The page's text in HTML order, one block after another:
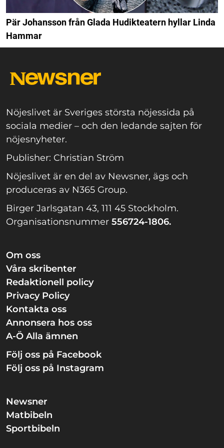
Pär Johansson från Glada Hudikteatern hyllar Linda
Hammar
Nöjeslivet är Sveriges största nöjessida på
sociala medier – och den ledande sajten för
nöjesnyheter.
Publisher: Christian Ström
Nöjeslivet är en del av Newsner, ägs och
produceras av N365 Group.
Birger Jarlsgatan 43, 111 45 Stockholm.
Organisationsnummer 556724-1806.
Om oss
Våra skribenter
Redaktionell policy
Privacy Policy
Kontakta oss
Annonsera hos oss
A-Ö Alla ämnen
Följ oss på Facebook
Följ oss på Instagram
Newsner
Matbibeln
Sportbibeln